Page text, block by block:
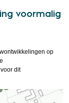
voormalig
op
dit